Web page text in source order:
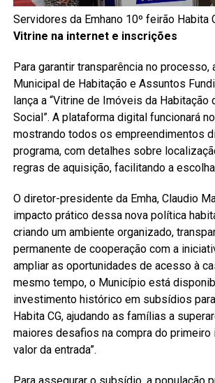
Servidores da Emhano 10º feirão Habita
Vitrine na internet e inscrições
Para garantir transparência no processo,
Municipal de Habitação e Assuntos
lança a “Vitrine de Imóveis da Habitação
Social”. A plataforma digital funcionará
mostrando todos os empreendimentos
programa, com detalhes sobre
regras de aquisição, facilitando a
O diretor-presidente da Emha, Claudio
impacto prático dessa nova política
criando um ambiente organizado,
permanente de cooperação com a
ampliar as oportunidades de acesso à
mesmo tempo, o Município está
investimento histórico em subsídios
Habita CG, ajudando as famílias a
maiores desafios na compra do primeiro
valor da entrada”.